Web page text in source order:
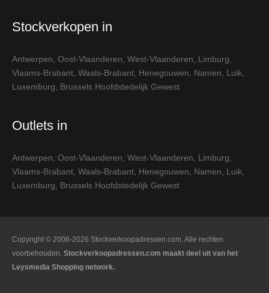
Stockverkopen in
Antwerpen Oost-Vlaanderen West-Vlaanderen Limburg
Vlaams-Brabant Waals-Brabant Henegouwen Namen Luik
Luxemburg
Brussels Hoofdstedelijk Gewest
Outlets in
Antwerpen Oost-Vlaanderen West-Vlaanderen Limburg
Vlaams-Brabant Waals-Brabant Henegouwen Namen Luik
Luxemburg
Brussels Hoofdstedelijk Gewest
Copyright © 2006-2026 Stockverkoopadressen.com. Alle rechten
voorbehouden. Stockverkoopadressen.com maakt deel uit van het
Leysmedia Shopping network.